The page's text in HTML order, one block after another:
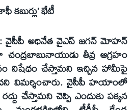
కబుర్లు’ భేటీ
వైసీపీ అధినేత వైఎస్ జగన్ మోహన్
తీవ్ర ఆగ్రహం
నిషేధం చేస్తామని ఇచ్చిన హామీపై
విమర్శించారు. వైసీపీ హయాంలో
చేస్తామని చెప్పి ఎందుకు పక్కన